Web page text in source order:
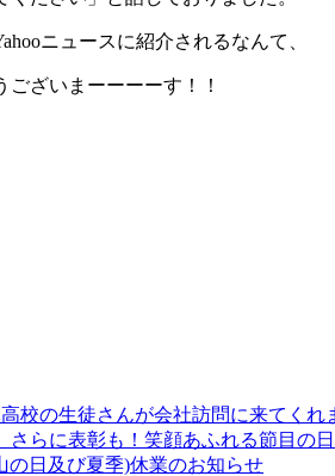
ニュースに紹介されるなんて、
ざいまーーーーす！！
校の生徒さんが会社訪問に来てくれ
さらに表彰も！笑顔あふれる節目の日
の日及び夏季)休業のお知らせ